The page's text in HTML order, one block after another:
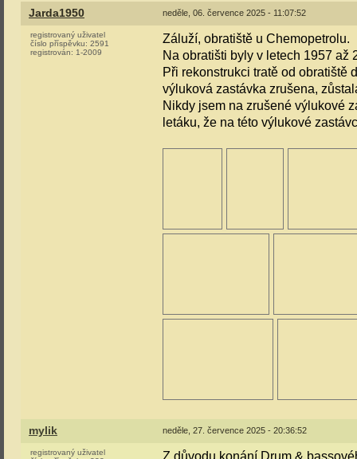
Jarda1950 neděle, 06. července 2025 - 11:07:52
registrovaný uživatel
číslo příspěvku: 2591
registrován: 1-2009
Záluží, obratiště u Chemopetrolu.
Na obratišti byly v letech 1957 až
Při rekonstrukci tratě od obratiště
výluková zastávka zrušena,
Nikdy jsem na zrušené výlukové
letáku, že na této výlukové
mylik neděle, 27. července 2025 - 20:36:52
registrovaný uživatel
Z důvodu konání Drum &